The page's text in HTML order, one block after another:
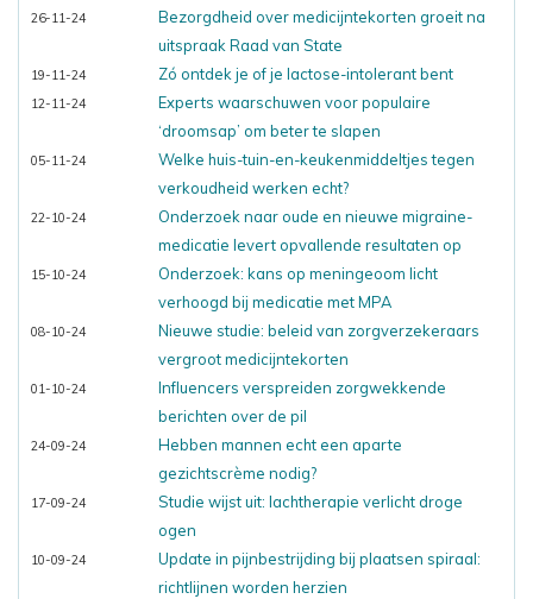
26-11-24
Bezorgdheid over medicijntekorten groeit na
uitspraak Raad van State
19-11-24 Zó ontdek je of je lactose-intolerant bent
12-11-24
Experts waarschuwen voor populaire
‘droomsap’ om beter te slapen
05-11-24
Welke huis-tuin-en-keukenmiddeltjes tegen
verkoudheid werken echt?
22-10-24
Onderzoek naar oude en nieuwe migraine-
medicatie levert opvallende resultaten op
15-10-24
Onderzoek: kans op meningeoom licht
verhoogd bij medicatie met MPA
08-10-24
Nieuwe studie: beleid van zorgverzekeraars
vergroot medicijntekorten
01-10-24
Influencers verspreiden zorgwekkende
berichten over de pil
24-09-24
Hebben mannen echt een aparte
gezichtscrème nodig?
17-09-24
Studie wijst uit: lachtherapie verlicht droge
ogen
10-09-24
Update in pijnbestrijding bij plaatsen spiraal:
richtlijnen worden herzien